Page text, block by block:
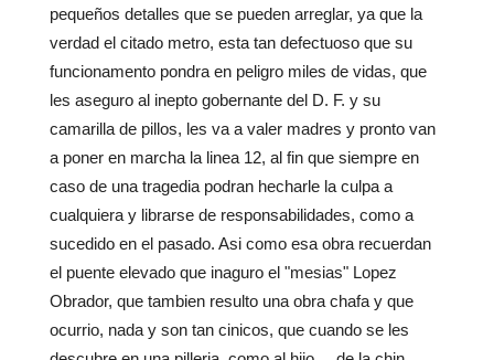
pequeños detalles que se pueden arreglar, ya que la
verdad el citado metro, esta tan defectuoso que su
funcionamento pondra en peligro miles de vidas, que
les aseguro al inepto gobernante del D. F. y su
camarilla de pillos, les va a valer madres y pronto van
a poner en marcha la linea 12, al fin que siempre en
caso de una tragedia podran hecharle la culpa a
cualquiera y librarse de responsabilidades, como a
sucedido en el pasado. Asi como esa obra recuerdan
el puente elevado que inaguro el "mesias" Lopez
Obrador, que tambien resulto una obra chafa y que
ocurrio, nada y son tan cinicos, que cuando se les